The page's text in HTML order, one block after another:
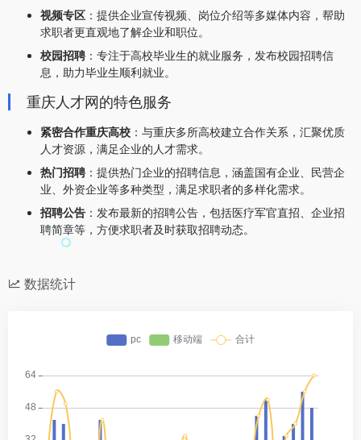
视频专区 ：提供企业宣传视频、岗位介绍等多媒体内容，帮助
求职者更直观地了解企业和职位。
校园招聘 ：专注于高校毕业生的就业服务，发布校园招聘信
息，助力毕业生顺利就业。
重庆人才网的特色服务
紧密合作重庆高校 ：与重庆多所高校建立合作关系，汇聚优质
人才资源，满足企业的人才需求。
热门招聘 ：提供热门企业的招聘信息，涵盖国有企业、民营企
业、外资企业等多种类型，满足求职者的多样化需求。
招聘公告 ：发布最新的招聘公告，包括医疗军官直招、企业招
聘简章等，方便求职者及时获取招聘动态。
数据统计